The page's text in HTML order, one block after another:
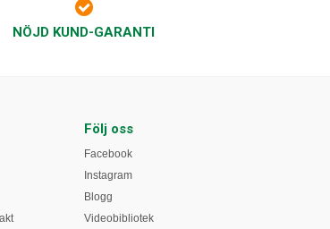
NÖJD KUND-GARANTI
Följ oss
Facebook
Instagram
Blogg
Videobibliotek